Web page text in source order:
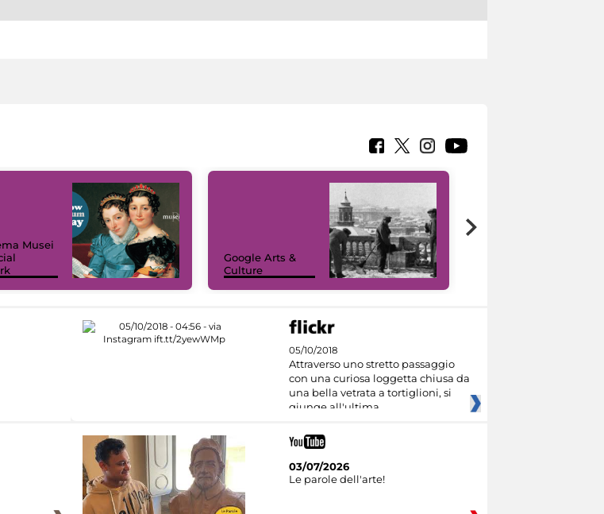
Musei
Google Arts &
Culture
05/10/2018
Attraverso uno stretto passaggio
con una curiosa loggetta chiusa da
una bella vetrata a tortiglioni, si
giunge all'ultima
03/07/2026
Le parole dell'arte!